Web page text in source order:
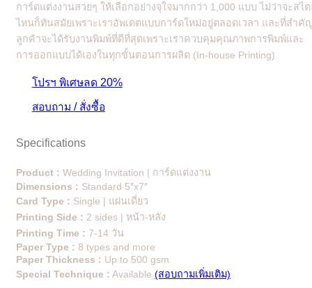
การ์ดแต่งงานสวยๆ ให้เลือกอย่างจุใจมากกว่า 1,000 แบบ ไม่ว่าจะสไ
ไหนก็ทันสมัยเพราะเราอัพเดตแบบการ์ดใหม่อยู่ตลอดเวลา และที่สำคั
ลูกค้าจะได้รับงานพิมพ์ที่ดีที่สุดเพราะเราควบคุมคุณภาพการพิมพ์และ
การออกแบบได้เองในทุกขั้นตอนการผลิต (In-house Printing)
โปรฯ พิเศษลด 20%
สอบถาม / สั่งซื้อ
Specifications
Product : Wedding Invitation | การ์ดแต่งงาน
Dimensions : Standard 5″x7″
Card Type : Single | แผ่นเดี่ยว
Printing Side : 2 sides | หน้า-หลัง
Printing Time : 7-14 วัน
Paper Type : 8 types and more
Paper Thickness : Up to 500 gsm
Special Technique : Available (สอบถามเพิ่มเติม)